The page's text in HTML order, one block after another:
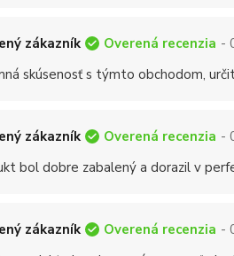
zákazník Overená recenzia -
skúsenosť s týmto obchodom,
zákazník Overená recenzia -
bol dobre zabalený a dorazil v
zákazník Overená recenzia -